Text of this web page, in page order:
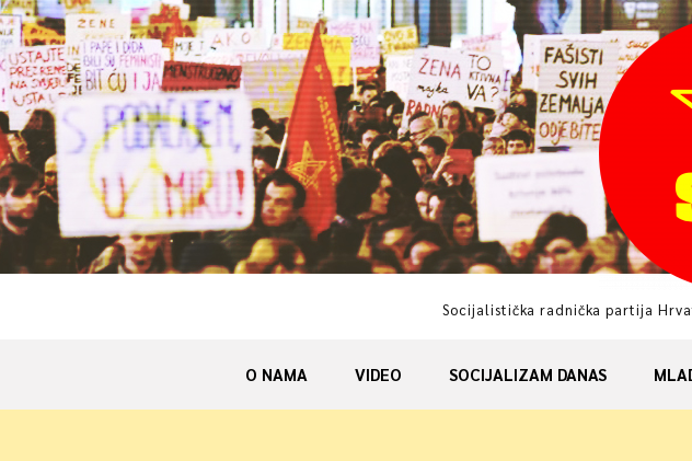
Skip
to
content
Socijalistička radnička partija
O NAMA VIDEO SOCIJALIZAM DANAS